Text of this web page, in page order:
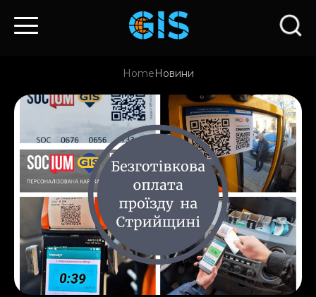
HomeНовини